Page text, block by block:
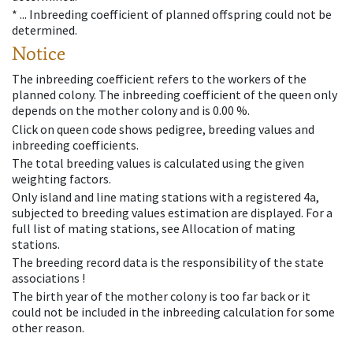
* ... Inbreeding coefficient of planned offspring could not be
determined.
Notice
The inbreeding coefficient refers to the workers of the
planned colony. The inbreeding coefficient of the queen only
depends on the mother colony and is 0.00 %.
Click on queen code shows pedigree, breeding values and
inbreeding coefficients.
The total breeding values is calculated using the given
weighting factors.
Only island and line mating stations with a registered 4a,
subjected to breeding values estimation are displayed. For a
full list of mating stations, see Allocation of mating
stations.
The breeding record data is the responsibility of the state
associations !
The birth year of the mother colony is too far back or it
could not be included in the inbreeding calculation for some
other reason.